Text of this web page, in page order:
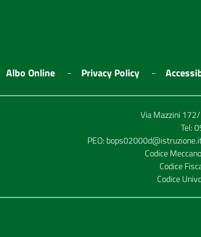
Albo Online Privacy Policy
Via Mazzini
Tel:
PEO:
Codice
Codice
Codice